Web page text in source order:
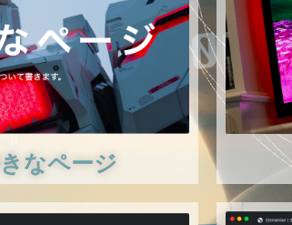
なページ